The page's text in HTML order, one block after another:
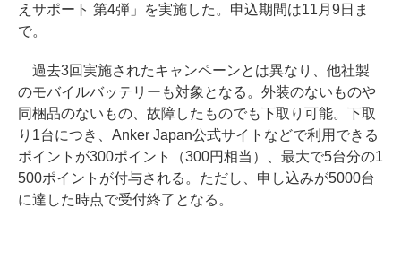
えサポート 第4弾」を実施した。申込期間は11月9日ま
で。
過去3回実施されたキャンペーンとは異なり、他社製
のモバイルバッテリーも対象となる。外装のないものや
同梱品のないもの、故障したものでも下取り可能。下取
り1台につき、Anker Japan公式サイトなどで利用できる
ポイントが300ポイント（300円相当）、最大で5台分の1
500ポイントが付与される。ただし、申し込みが5000台
に達した時点で受付終了となる。